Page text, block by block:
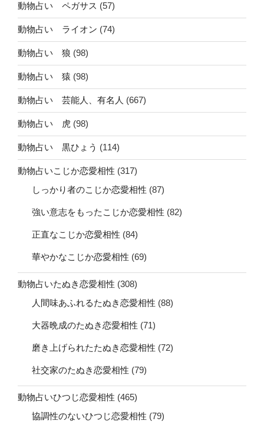
動物占い ペガサス (57)
動物占い ライオン (74)
動物占い 狼 (98)
動物占い 猿 (98)
動物占い 芸能人、有名人 (667)
動物占い 虎 (98)
動物占い 黒ひょう (114)
動物占いこじか恋愛相性 (317)
しっかり者のこじか恋愛相性 (87)
強い意志をもったこじか恋愛相性 (82)
正直なこじか恋愛相性 (84)
華やかなこじか恋愛相性 (69)
動物占いたぬき恋愛相性 (308)
人間味あふれるたぬき恋愛相性 (88)
大器晩成のたぬき恋愛相性 (71)
磨き上げられたたぬき恋愛相性 (72)
社交家のたぬき恋愛相性 (79)
動物占いひつじ恋愛相性 (465)
協調性のないひつじ恋愛相性 (79)